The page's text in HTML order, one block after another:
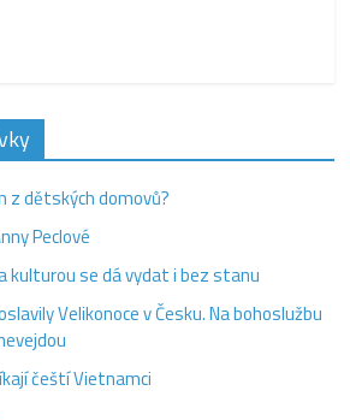
z dětských domovů?
Peclové
kulturou se dá vydat i bez stanu
Velikonoce v Česku. Na bohoslužbu
čeští Vietnamci